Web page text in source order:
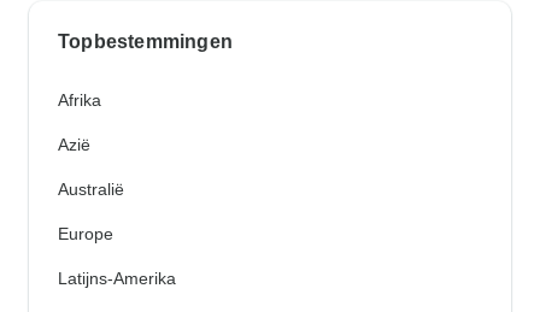
Topbestemmingen
Afrika
Azië
Australië
Europe
Latijns-Amerika